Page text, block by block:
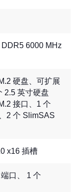
6000 MHz
硬盘、可扩展
2.5 英寸硬盘
接口、1 个
2 个 SlimSAS
x16 插槽
口、 1 个